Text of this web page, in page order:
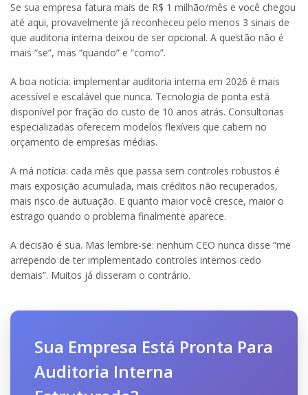
Se sua empresa fatura mais de R$ 1 milhão/mês e você chegou
até aqui, provavelmente já reconheceu pelo menos 3 sinais de
que auditoria interna deixou de ser opcional. A questão não é
mais “se”, mas “quando” e “como”.
A boa notícia: implementar auditoria interna em 2026 é mais
acessível e escalável que nunca. Tecnologia de ponta está
disponível por fração do custo de 10 anos atrás. Consultorias
especializadas oferecem modelos flexíveis que cabem no
orçamento de empresas médias.
A má notícia: cada mês que passa sem controles robustos é
mais exposição acumulada, mais créditos não recuperados,
mais risco de autuação. E quanto maior você cresce, maior o
estrago quando o problema finalmente aparece.
A decisão é sua. Mas lembre-se: nenhum CEO nunca disse “me
arrependo de ter implementado controles internos cedo
demais”. Muitos já disseram o contrário.
Sua Empresa Está Pronta Para
Auditoria Interna